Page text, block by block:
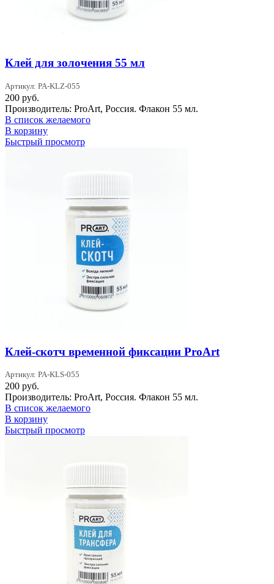
Клей для золочения 55 мл
Артикул: PA-KLZ-055
200 руб.
Производитель: ProArt, Россия. Флакон 55 мл.
В список желаемого
В корзину
Быстрый просмотр
Клей-скотч временной фиксации ProArt
Артикул: PA-KLS-055
200 руб.
Производитель: ProArt, Россия. Флакон 55 мл.
В список желаемого
В корзину
Быстрый просмотр